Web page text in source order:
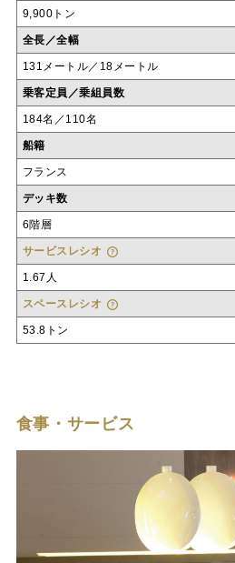
9,900トン
全長／全幅
131メートル／18メートル
乗客定員／乗組員数
184名／110名
船籍
フランス
デッキ数
6階層
サービスレシオ
1.67人
スペースレシオ
53.8トン
食事・サービス